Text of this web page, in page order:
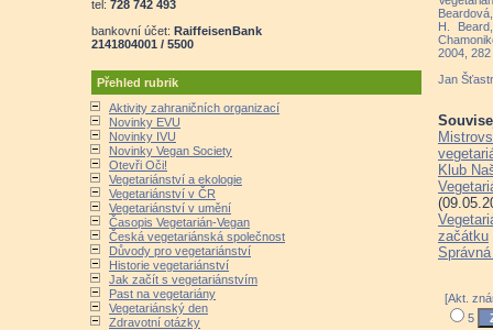
tel: 728 742 493
bankovní účet: RaiffeisenBank
2141804001 / 5500
Přehled rubrik
Aktivity zahraničních organizací
Novinky EVU
Novinky IVU
Novinky Vegan Society
Otevři Oči!
Vegetariánství a ekologie
Vegetariánství v ČR
Vegetariánství v umění
Časopis Vegetarián-Vegan
Česká vegetariánská společnost
Důvody pro vegetariánství
Historie vegetariánství
Jak začít s vegetariánstvím
Past na vegetariány
Vegetariánský den
Zdravotní otázky
H.
2004,
Jan
Klub
začátku
[Akt.
5